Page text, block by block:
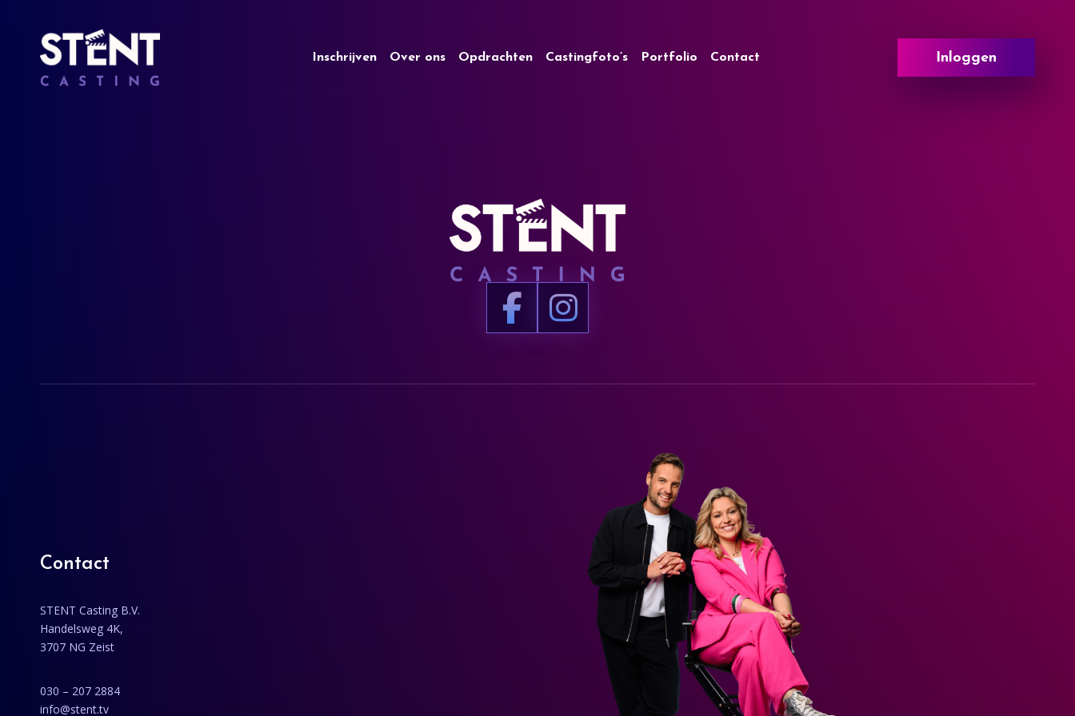
Inschrijven Over ons Opdrachten Castingfoto’s Portfolio Contact Inloggen
Contact
STENT Casting B.V.
Handelsweg 4K,
3707 NG Zeist
030 – 207 2884
info@stent.tv